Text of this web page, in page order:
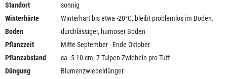
Standort
sonnig
Winterhärte
Winterhart bis etwa -20°C, bleibt problemlos im Boden.
Boden
durchlässiger, humoser Boden
Pflanzzeit
Mitte September - Ende Oktober
Pflanzabstand
ca. 5-10 cm, 7 Tulpen-Zwiebeln pro Tuff
Düngung
Blumenzwiebeldünger